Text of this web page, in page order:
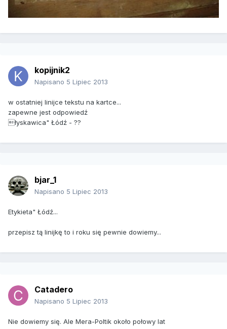
kopijnik2
Napisano 5 Lipiec 2013
w ostatniej linijce tekstu na kartce...
zapewne jest odpowiedź
łyskawica" Łódź - ??
bjar_1
Napisano 5 Lipiec 2013
Etykieta" Łódź...
przepisz tą linijkę to i roku się pewnie dowiemy...
Catadero
Napisano 5 Lipiec 2013
Nie dowiemy się. Ale Mera-Poltik około połowy lat